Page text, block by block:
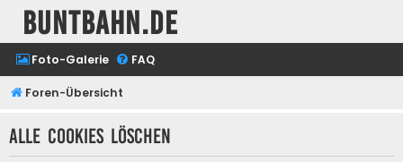
buntbahn.de
Foto-Galerie FAQ
Foren-Übersicht
Alle Cookies löschen